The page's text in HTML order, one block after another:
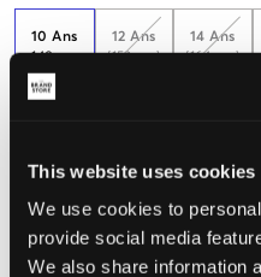
This website uses cookies
We use cookies to
provide social media
We also share information
10 Ans
140 cm
Seulement
12 Ans
(152 cm)
14 Ans
(164 cm)
Taille perçue
Petit